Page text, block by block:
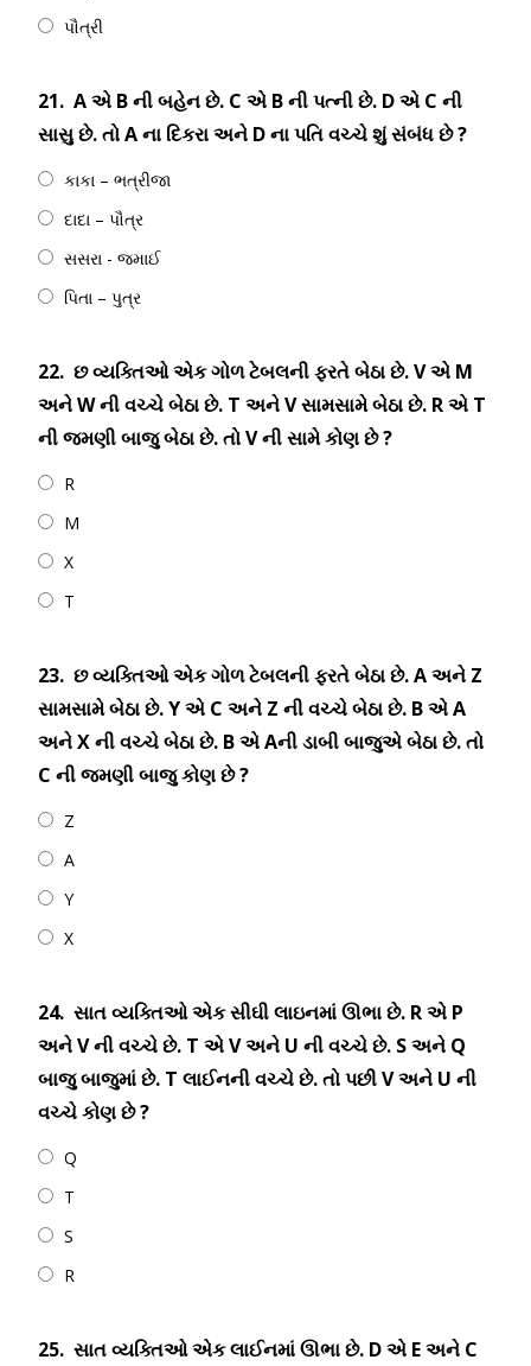
પૌત્રી
21. A એ B ની બહેન છે. C એ B ની પત્ની છે. D એ C ની
સાસુ છે. તો A ના દિકરા અને D ના પતિ વચ્ચે શું સંબંધ છે ?
કાકા – ભત્રીજા
દાદા – પૌત્ર
સસરા - જમાઈ
પિતા – પુત્ર
22. છ વ્યક્તિઓ એક ગોળ ટેબલની ફરતે બેઠા છે. V એ M
અને W ની વચ્ચે બેઠા છે. T અને V સામસામે બેઠા છે. R એ T
ની જમણી બાજુ બેઠા છે. તો V ની સામે કોણ છે ?
R
M
X
T
23. છ વ્યક્તિઓ એક ગોળ ટેબલની ફરતે બેઠા છે. A અને Z
સામસામે બેઠા છે. Y એ C અને Z ની વચ્ચે બેઠા છે. B એ A
અને X ની વચ્ચે બેઠા છે. B એ Aની ડાબી બાજુએ બેઠા છે. તો
C ની જમણી બાજુ કોણ છે ?
Z
A
Y
X
24. સાત વ્યક્તિઓ એક સીઘી લાઇનમાં ઊભા છે. R એ P
અને V ની વચ્ચે છે. T એ V અને U ની વચ્ચે છે. S અને Q
બાજુ બાજુમાં છે. T લાઈનની વચ્ચે છે. તો પછી V અને U ની
વચ્ચે કોણ છે ?
Q
T
S
R
25. સાત વ્યક્તિઓ એક લાઈનમાં ઊભા છે. D એ E અને C